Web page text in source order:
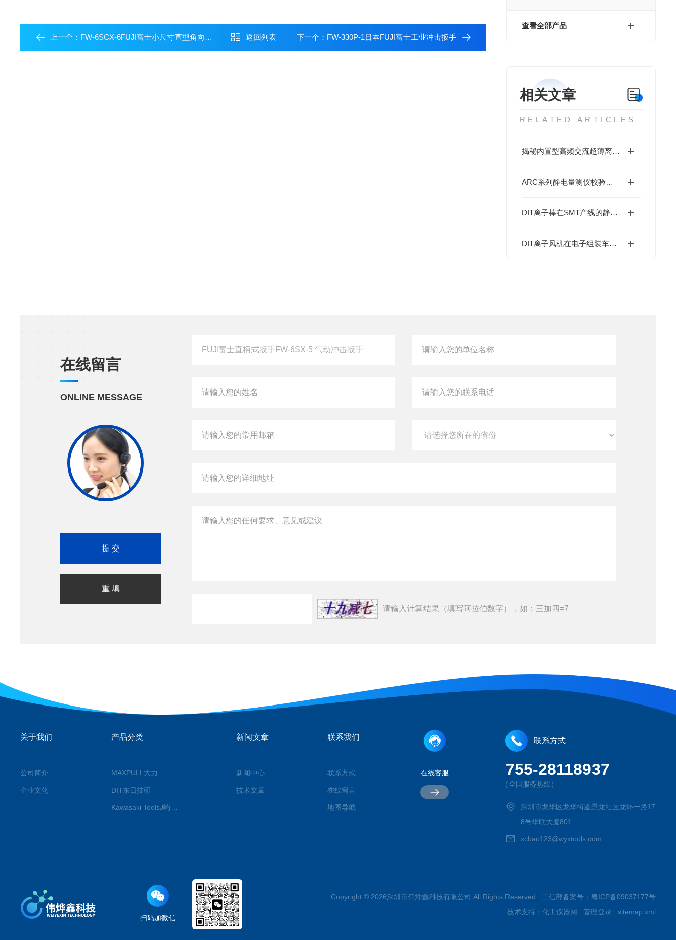
查看全部产品
相关文章
RELATED ARTICLES
揭秘内置型高频交流超薄离子棒：这些关键用途，你可能还没了解！
ARC系列静电量测仪校验方法与产线应用解析
DIT离子棒在SMT产线的静电消除配置
DIT离子风机在电子组装车间的布置方案参考
上一个： FW-6SCX-6FUJI富士小尺寸直型角向型冲击扳手 返回列表 下一个： FW-330P-1日本FUJI富士工业冲击扳手
在线留言
ONLINE MESSAGE
请输入计算结果（填写阿拉伯数字），如：三加四=7
关于我们
公司简介
企业文化
产品分类
MAXPULL大力
DIT东日技研
Kawasaki ToolsJ崎工具
新闻文章
新闻中心
技术文章
联系我们
联系方式
在线留言
地图导航
在线客服
联系方式
755-28118937
（全国服务热线）
深圳市龙华区龙华街道景龙社区龙环一路17
8号华联大厦801
xcbao123@wyxtools.com
扫码加微信
Copyright © 2026深圳市伟烨鑫科技有限公司 All Rights Reserved 工信部备案号： 粤ICP备09037177号
技术支持： 化工仪器网 管理登录 sitemap.xml